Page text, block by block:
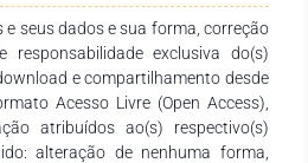
seus dados e sua forma, correção
responsabilidade exclusiva do(s)
e compartilhamento desde
Acesso Livre (Open Access),
atribuídos ao(s) respectivo(s)
alteração de nenhuma forma,